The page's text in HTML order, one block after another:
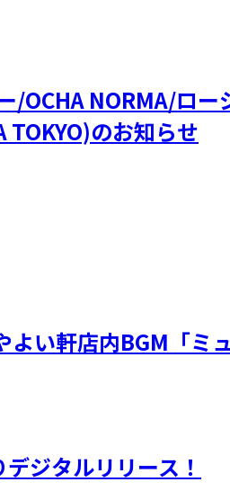
NORMA/ロー
TOKYO)のお知らせ
い軒店内BGM「ミ
ジタルリリース！